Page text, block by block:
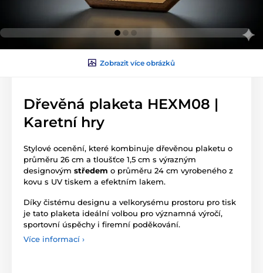
Zobrazit více obrázků
Dřevěná plaketa HEXM08 |
Karetní hry
Stylové ocenění, které kombinuje dřevěnou plaketu o
průměru 26 cm a tloušťce 1,5 cm s výrazným
designovým středem o průměru 24 cm vyrobeného z
kovu s UV tiskem a efektním lakem.
Díky čistému designu a velkorysému prostoru pro tisk
je tato plaketa ideální volbou pro významná výročí,
sportovní úspěchy i firemní poděkování.
Více informací ›